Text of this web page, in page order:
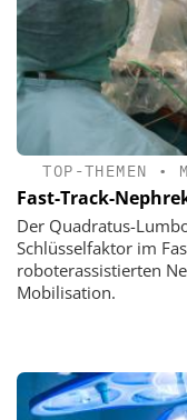
TOP-THEMEN •
Fast-Track-
Der Quadratus-
Schlüsselfaktor im
roboterassistierten
Mobilisation.